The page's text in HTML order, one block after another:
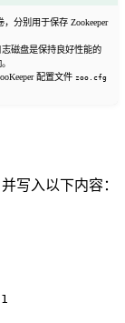
分别用于保存 Zookeeper
磁盘是保持良好性能的
配置文件zoo.cfg
写入以下内容：